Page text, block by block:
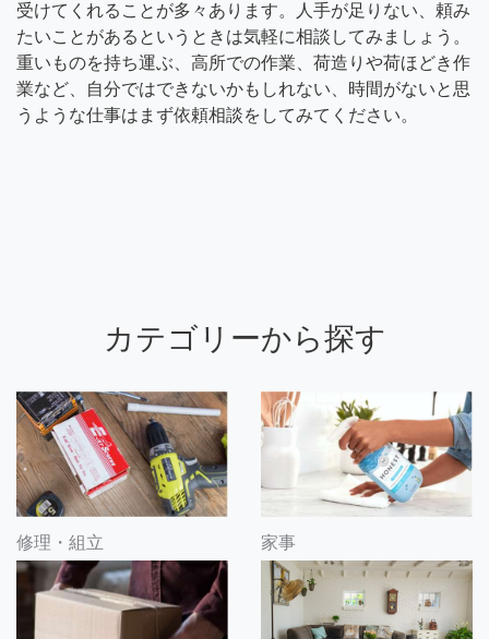
受けてくれることが多々あります。人手が足りない、頼み
たいことがあるというときは気軽に相談してみましょう。
重いものを持ち運ぶ、高所での作業、荷造りや荷ほどき作
業など、自分ではできないかもしれない、時間がないと思
うような仕事はまず依頼相談をしてみてください。
カテゴリーから探す
修理・組立 家事